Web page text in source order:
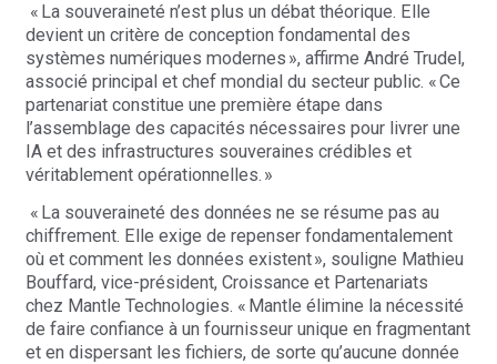
« La souveraineté n’est plus un débat théorique. Elle
devient un critère de conception fondamental des
systèmes numériques modernes », affirme André Trudel,
associé principal et chef mondial du secteur public. «Ce
partenariat constitue une première étape dans
l’assemblage des capacités nécessaires pour livrer une
IA et des infrastructures souveraines crédibles et
véritablement opérationnelles. »
« La souveraineté des données ne se résume pas au
chiffrement. Elle exige de repenser fondamentalement
où et comment les données existent», souligne Mathieu
Bouffard, vice-président, Croissance et Partenariats
chez Mantle Technologies. « Mantle élimine la nécessité
de faire confiance à un fournisseur unique en fragmentant
et en dispersant les fichiers, de sorte qu’aucune donnée